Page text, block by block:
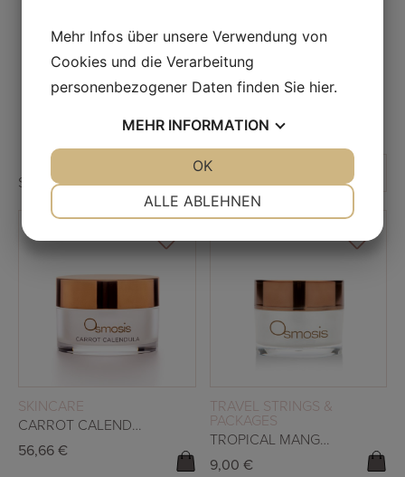
Showing all 10 results
READ MORE
SKINCARE
CARROT CALENDULA MASK
56,66€
READ MORE
TRAVEL STRINGS &
PACKAGES
TROPICAL MANGO MINI DELUXE
9,00 €
Mehr Infos über unsere Verwendung von
Cookies und die Verarbeitung
personenbezogener Daten finden Sie hier.
MEHR INFORMATION
ALLE ABLEHNEN
OK